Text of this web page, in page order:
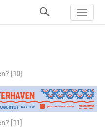
[10]
[11]